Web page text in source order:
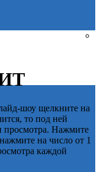
шоу щелкните на
то под ней
просмотра. Нажмите
на число от 1
каждой